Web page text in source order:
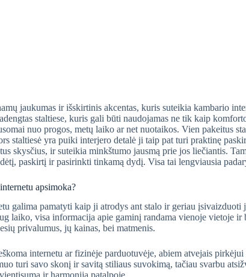
jaukumas ir išskirtinis akcentas, kuris suteikia kambario
staltiese, kuris gali būti naudojamas ne tik kaip
nuo progos, metų laiko ar net nuotaikos. Vien pakeitus
staltiesė yra puiki interjero detalė ji taip pat turi praktinę
skysčius, ir suteikia minkštumo jausmą prie jos liečiantis.
paskirtį ir pasirinkti tinkamą dydį. Visa tai lengviausia
apsimoka?
galima pamatyti kaip ji atrodys ant stalo ir geriau
laiko, visa informacija apie gaminį randama vienoje vietoje
privalumus, jų kainas, bei matmenis.
internetu ar fizinėje parduotuvėje, abiem atvejais
turi savo skonį ir savitą stiliaus suvokimą, tačiau svarbu